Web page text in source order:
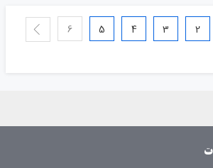
2
3
4
5
6